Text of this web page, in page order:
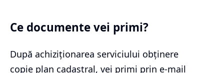
Ce documente vei primi?
După achiziționarea serviciului obținere
copie plan cadastral, vei primi prin e-mail